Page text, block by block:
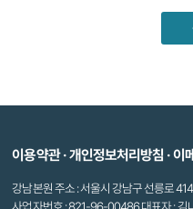
이용약관·개인정보처리방침 ·이
강남본원 주소 : 서울시 강남구 선릉로